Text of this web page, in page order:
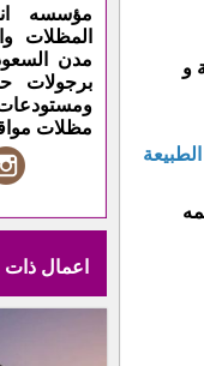
و
مؤسسه
المظلات
مدن
برجولات
مظلات
اعمال